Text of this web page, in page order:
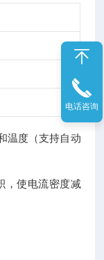
温度（支持自动
，使电流密度减
电话咨询